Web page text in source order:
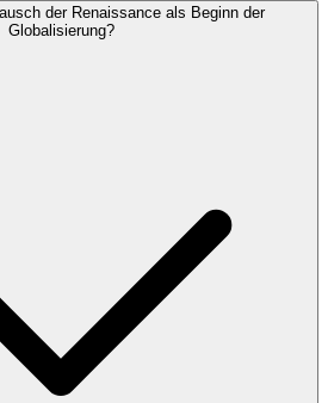
der Renaissance als Beginn der
Globalisierung?